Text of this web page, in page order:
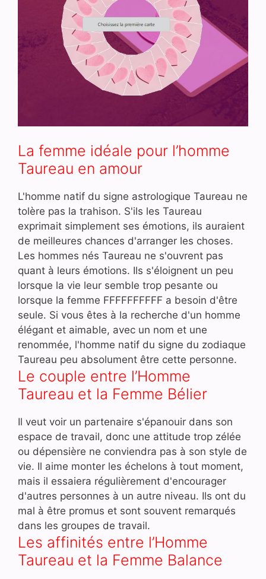
La femme idéale pour l’homme
Taureau en amour
L'homme natif du signe astrologique Taureau ne
tolère pas la trahison. S'ils les Taureau
exprimait simplement ses émotions, ils auraient
de meilleures chances d'arranger les choses.
Les hommes nés Taureau ne s'ouvrent pas
quant à leurs émotions. Ils s'éloignent un peu
lorsque la vie leur semble trop pesante ou
lorsque la femme FFFFFFFFFF a besoin d'être
seule. Si vous êtes à la recherche d'un homme
élégant et aimable, avec un nom et une
renommée, l'homme natif du signe du zodiaque
Taureau peu absolument être cette personne.
Le couple entre l’Homme
Taureau et la Femme Bélier
Il veut voir un partenaire s'épanouir dans son
espace de travail, donc une attitude trop zélée
ou dépensière ne conviendra pas à son style de
vie. Il aime monter les échelons à tout moment,
mais il essaiera régulièrement d'encourager
d'autres personnes à un autre niveau. Ils ont du
mal à être promus et sont souvent remarqués
dans les groupes de travail.
Les affinités entre l’Homme
Taureau et la Femme Balance